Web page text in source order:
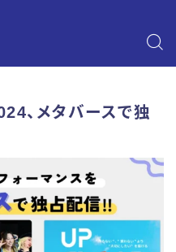
、メタバースで独